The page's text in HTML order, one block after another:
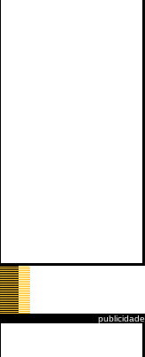
publicidade